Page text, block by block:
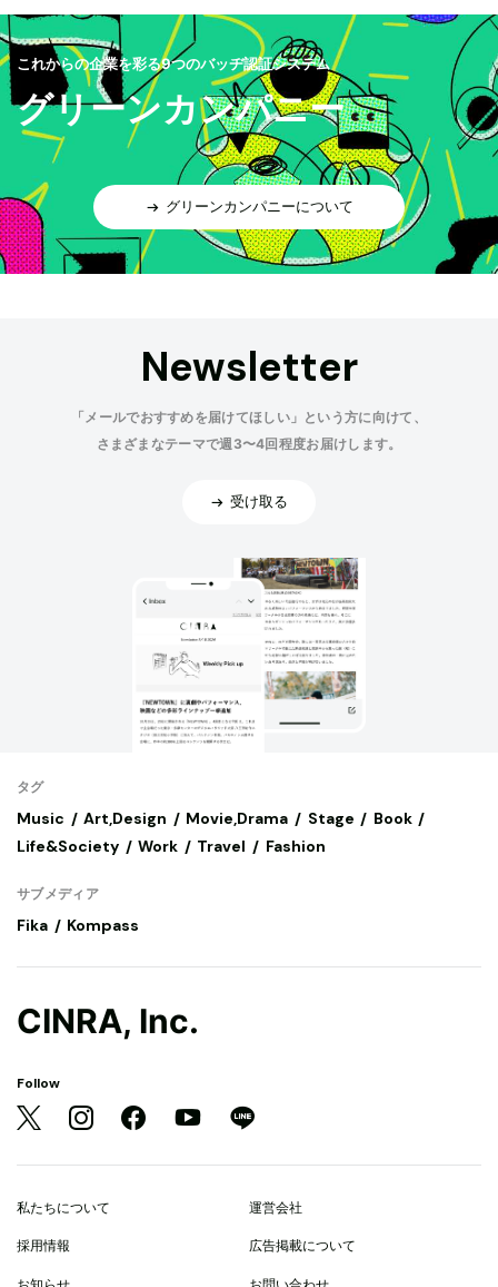
これからの企業を彩る9つのバッヂ認証システム
グリーンカンパニー
グリーンカンパニーについて
Newsletter
「メールでおすすめを届けてほしい」という方に向けて、
さまざまなテーマで週3〜4回程度お届けします。
受け取る
タグ
Music Art,Design Movie,Drama Stage
Book
Life&Society
Work Travel Fashion
サブメディア
Fika Kompass
CINRA, Inc.
Follow
私たちについて 運営会社
採用情報 広告掲載について